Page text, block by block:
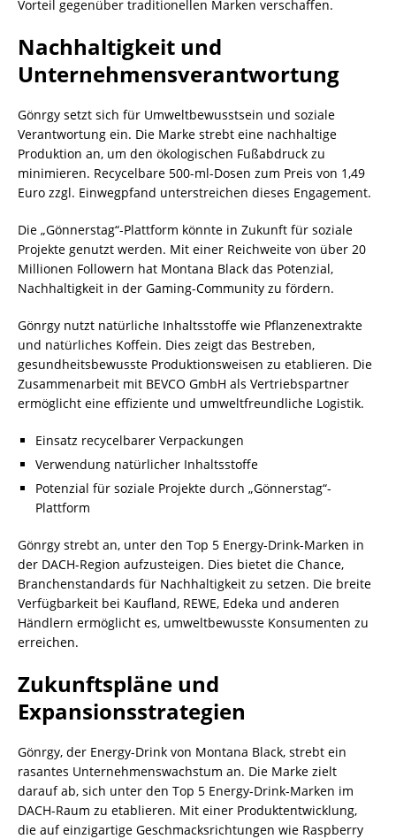
Vorteil gegenüber traditionellen Marken verschaffen.
Nachhaltigkeit und
Unternehmensverantwortung
Gönrgy setzt sich für Umweltbewusstsein und soziale
Verantwortung ein. Die Marke strebt eine nachhaltige
Produktion an, um den ökologischen Fußabdruck zu
minimieren. Recycelbare 500-ml-Dosen zum Preis von 1,49
Euro zzgl. Einwegpfand unterstreichen dieses Engagement.
Die „Gönnerstag“-Plattform könnte in Zukunft für soziale
Projekte genutzt werden. Mit einer Reichweite von über 20
Millionen Followern hat Montana Black das Potenzial,
Nachhaltigkeit in der Gaming-Community zu fördern.
Gönrgy nutzt natürliche Inhaltsstoffe wie Pflanzenextrakte
und natürliches Koffein. Dies zeigt das Bestreben,
gesundheitsbewusste Produktionsweisen zu etablieren. Die
Zusammenarbeit mit BEVCO GmbH als Vertriebspartner
ermöglicht eine effiziente und umweltfreundliche Logistik.
Einsatz recycelbarer Verpackungen
Verwendung natürlicher Inhaltsstoffe
Potenzial für soziale Projekte durch „Gönnerstag“-
Plattform
Gönrgy strebt an, unter den Top 5 Energy-Drink-Marken in
der DACH-Region aufzusteigen. Dies bietet die Chance,
Branchenstandards für Nachhaltigkeit zu setzen. Die breite
Verfügbarkeit bei Kaufland, REWE, Edeka und anderen
Händlern ermöglicht es, umweltbewusste Konsumenten zu
erreichen.
Zukunftspläne und
Expansionsstrategien
Gönrgy, der Energy-Drink von Montana Black, strebt ein
rasantes Unternehmenswachstum an. Die Marke zielt
darauf ab, sich unter den Top 5 Energy-Drink-Marken im
DACH-Raum zu etablieren. Mit einer Produktentwicklung,
die auf einzigartige Geschmacksrichtungen wie Raspberry